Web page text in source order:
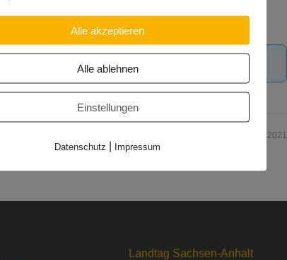
Updated 11.02.2021
Landtag Sachsen-Anhalt
Alle akzeptieren
Alle ablehnen
Einstellungen
Datenschutz | Impressum